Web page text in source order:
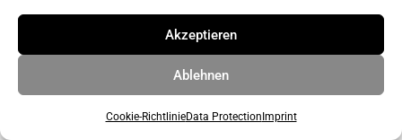
Akzeptieren
Ablehnen
Cookie-RichtlinieData Protection Imprint